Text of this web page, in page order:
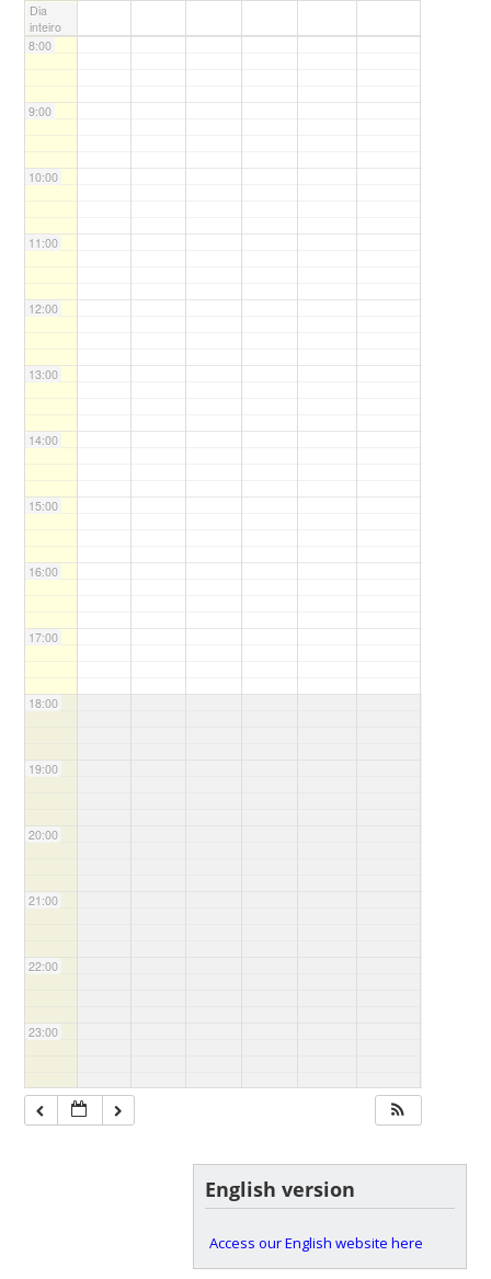
Dia
inteiro
8:00
9:00
10:00
11:00
12:00
13:00
14:00
15:00
16:00
17:00
18:00
19:00
20:00
21:00
22:00
23:00
English version
Access our English website here